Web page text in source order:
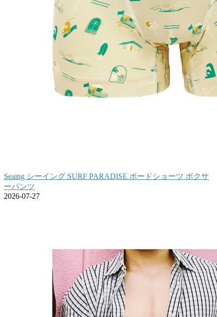
Seaing シーイング SURF PARADISE ボードショーツ ボクサ
ーパンツ
2026-07-27